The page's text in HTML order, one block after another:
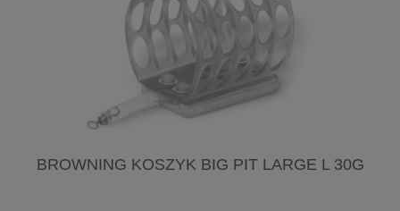
BROWNING KOSZYK BIG PIT LARGE L 30G